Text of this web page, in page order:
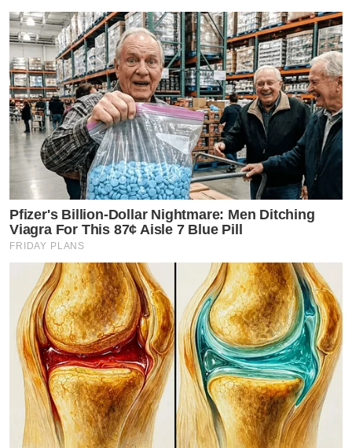
Pfizer's Billion-Dollar Nightmare: Men Ditching
Viagra For This 87¢ Aisle 7 Blue Pill
FRIDAY PLANS